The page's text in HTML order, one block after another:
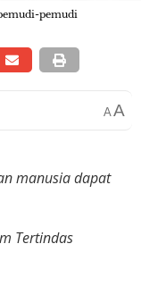
pemudi
AA
manusia dapat
Tertindas